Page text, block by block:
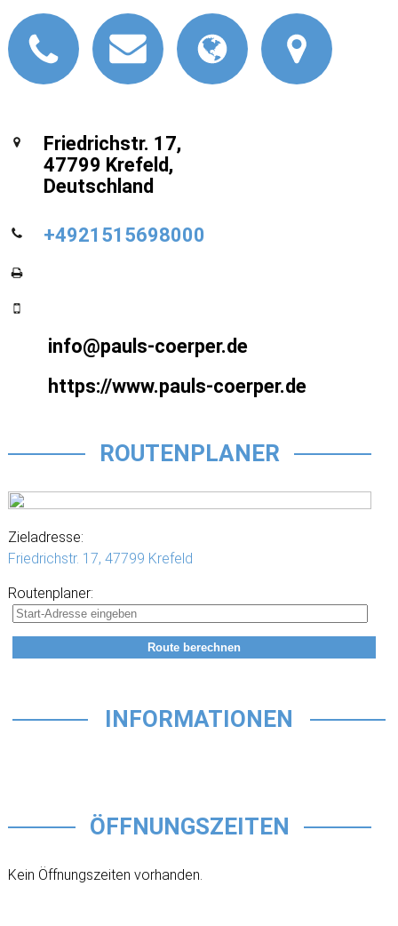
Friedrichstr. 17,
47799 Krefeld,
Deutschland
+4921515698000
info@pauls-coerper.de
https://www.pauls-coerper.de
ROUTENPLANER
Zieladresse:
Friedrichstr. 17, 47799 Krefeld
Routenplaner:
INFORMATIONEN
ÖFFNUNGSZEITEN
Kein Öffnungszeiten vorhanden.